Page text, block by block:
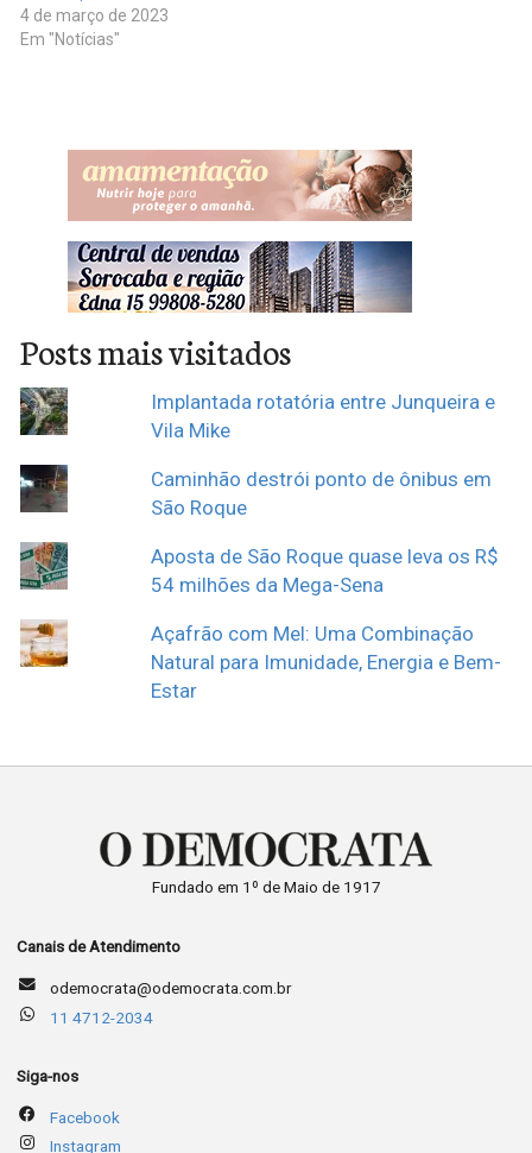
4 de março de 2023
Em "Notícias"
Posts mais visitados
Implantada rotatória entre Junqueira e
Vila Mike
Caminhão destrói ponto de ônibus em
São Roque
Aposta de São Roque quase leva os R$
54 milhões da Mega-Sena
Açafrão com Mel: Uma Combinação
Natural para Imunidade, Energia e Bem-
Estar
Fundado em 1º de Maio de 1917
Canais de Atendimento
odemocrata@odemocrata.com.br
11 4712-2034
Siga-nos
Facebook
Instagram